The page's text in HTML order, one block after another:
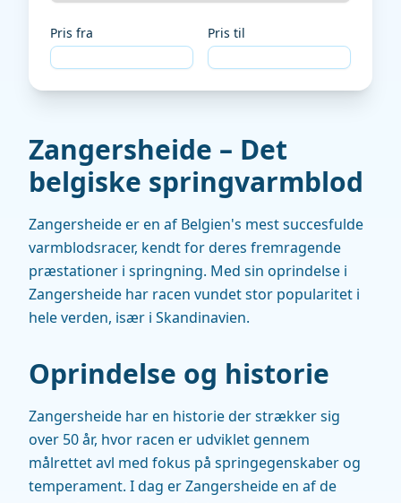
Pris fra Pris til
Zangersheide – Det
belgiske springvarmblod
Zangersheide er en af Belgien's mest succesfulde
varmblodsracer, kendt for deres fremragende
præstationer i springning. Med sin oprindelse i
Zangersheide har racen vundet stor popularitet i
hele verden, især i Skandinavien.
Oprindelse og historie
Zangersheide har en historie der strækker sig
over 50 år, hvor racen er udviklet gennem
målrettet avl med fokus på springegenskaber og
temperament. I dag er Zangersheide en af de